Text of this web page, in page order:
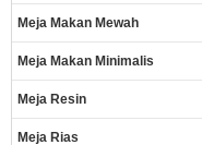
Meja Makan Mewah
Meja Makan Minimalis
Meja Resin
Meja Rias